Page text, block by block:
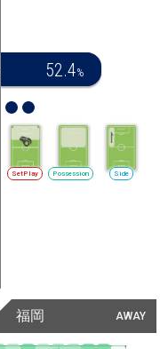
52.4%
SetPlay Possession Side
AWAY
福岡